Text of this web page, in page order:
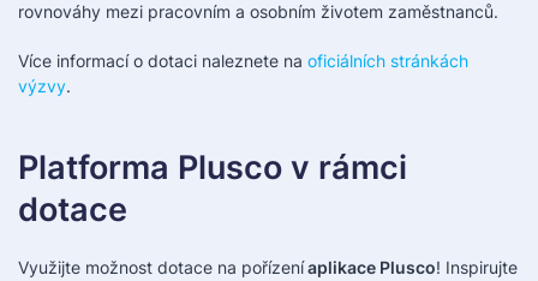
rovnováhy mezi pracovním a osobním životem zaměstnanců.
Více informací o dotaci naleznete na oficiálních stránkách
výzvy.
Platforma Plusco v rámci
dotace
Využijte možnost dotace na pořízeníaplikace Plusco! Inspirujte